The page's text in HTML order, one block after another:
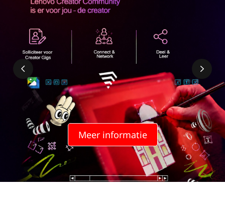
?
Meer informatie